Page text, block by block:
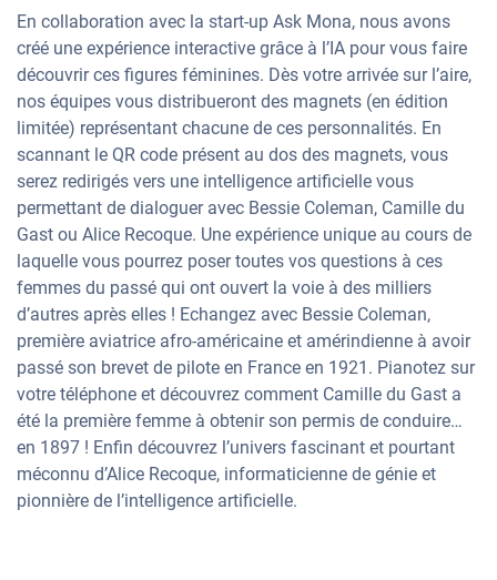
En collaboration avec la start-up Ask Mona, nous avons
créé une expérience interactive grâce à l’IA pour vous faire
découvrir ces figures féminines. Dès votre arrivée sur l’aire,
nos équipes vous distribueront des magnets (en édition
limitée) représentant chacune de ces personnalités. En
scannant le QR code présent au dos des magnets, vous
serez redirigés vers une intelligence artificielle vous
permettant de dialoguer avec Bessie Coleman, Camille du
Gast ou Alice Recoque. Une expérience unique au cours de
laquelle vous pourrez poser toutes vos questions à ces
femmes du passé qui ont ouvert la voie à des milliers
d’autres après elles ! Echangez avec Bessie Coleman,
première aviatrice afro-américaine et amérindienne à avoir
passé son brevet de pilote en France en 1921. Pianotez sur
votre téléphone et découvrez comment Camille du Gast a
été la première femme à obtenir son permis de conduire…
en 1897 ! Enfin découvrez l’univers fascinant et pourtant
méconnu d’Alice Recoque, informaticienne de génie et
pionnière de l’intelligence artificielle.